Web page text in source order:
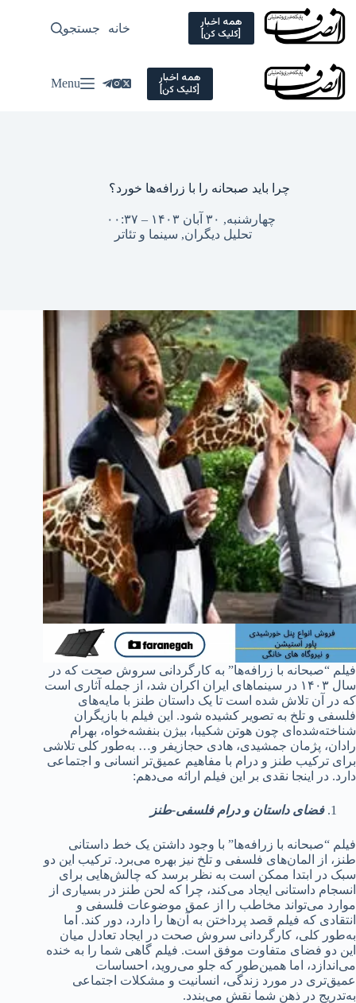
Skip
content
همه اخبار
[کلیک کن] خانه سیاسی
جستجو
همه اخبار
[کلیک کن] Menu
چرا باید صبحانه را با زرافه‌ها خورد؟
چهارشنبه, ۳۰ آبان ۱۴۰۳ – ۰۰:۳۷
تحلیل دیگران, سینما و تئاتر
فیلم “صبحانه با زرافه‌ها” به کارگردانی سروش صحت که در
سال ۱۴۰۳ در سینماهای ایران اکران شد، از جمله آثاری است
که در آن تلاش شده است تا یک داستان طنز با مایه‌های
فلسفی و تلخ به تصویر کشیده شود. این فیلم با بازیگران
شناخته‌شده‌ای چون هوتن شکیبا، بیژن بنفشه‌خواه، بهرام
رادان، پژمان جمشیدی، هادی حجازیفر و… به‌طور کلی تلاشی
برای ترکیب طنز و درام با مفاهیم عمیق‌تر انسانی و اجتماعی
دارد. در اینجا نقدی بر این فیلم ارائه می‌دهم:
فضای داستان و درام فلسفی-طنز
فیلم “صبحانه با زرافه‌ها” با وجود داشتن یک خط داستانی
طنز، از المان‌های فلسفی و تلخ نیز بهره می‌برد. ترکیب این دو
سبک در ابتدا ممکن است به نظر برسد که چالش‌هایی برای
انسجام داستانی ایجاد می‌کند، چرا که لحن طنز در بسیاری از
موارد می‌تواند مخاطب را از عمق موضوعات فلسفی و
انتقادی که فیلم قصد پرداختن به آن‌ها را دارد، دور کند. اما
به‌طور کلی، کارگردانی سروش صحت در ایجاد تعادل میان
این دو فضای متفاوت موفق است. فیلم گاهی شما را به خنده
می‌اندازد، اما همین‌طور که جلو می‌روید، احساسات
عمیق‌تری در مورد زندگی، انسانیت و مشکلات اجتماعی
به‌تدریج در ذهن شما نقش می‌بندد.